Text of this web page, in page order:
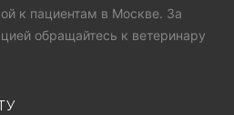
к пациентам в Москве. За
обращайтесь к ветеринару